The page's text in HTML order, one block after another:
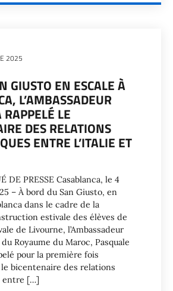
2025
GIUSTO EN ESCALE À
L’AMBASSADEUR
LE
DES RELATIONS
ENTRE L’ITALIE ET
DE PRESSE Casablanca, le 4
– À bord du San Giusto, en
dans le cadre de la
estivale des élèves de
de Livourne, l’Ambassadeur
Royaume du Maroc, Pasquale
pour la première fois
bicentenaire des relations
entre […]